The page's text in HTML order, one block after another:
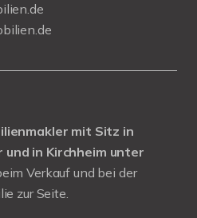
mit Sitz in
und in Kirchheim unter
Verkauf und bei der
zur Seite.